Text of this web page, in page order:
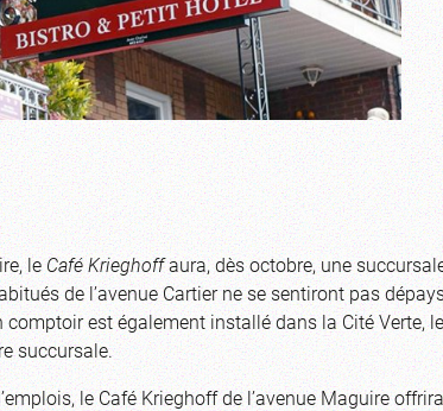
leCafé Krieghoffaura, dès octobre, une
de l’avenue Cartier ne se sentiront pas
est également installé dans la Cité Verte,
succursale.
le Café Krieghoff de l’avenue Maguire